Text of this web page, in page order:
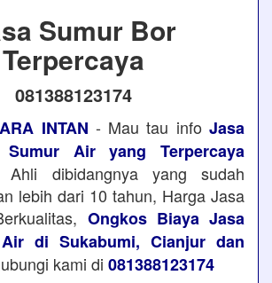
Sumur Bor
Terpercaya
081388123174
INTAN - Mau tau infoJasa
Sumur Air yang Terpercaya
dibidangnya yang sudah
lebih dari 10 tahun, Harga Jasa
Ongkos Biaya Jasa
di Sukabumi, Cianjur dan
kami di 081388123174